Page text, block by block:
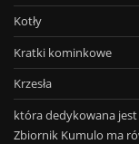
Kotły
Kratki kominkowe
Krzesła
która dedykowana jest
Zbiornik Kumulo ma